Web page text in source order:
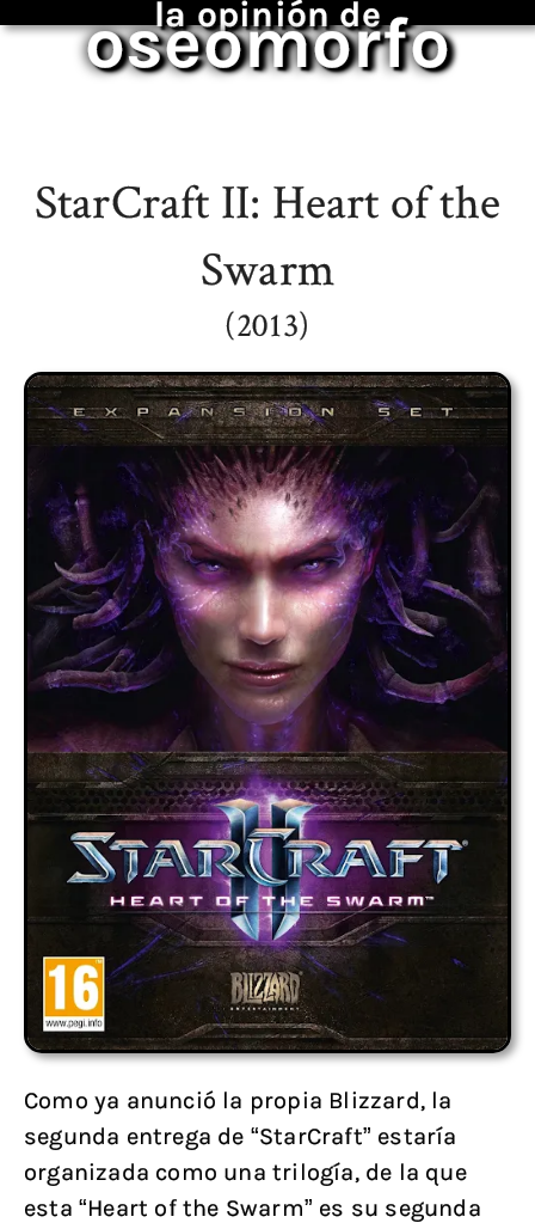
la opinión de
oseomorfo
StarCraft II: Heart of the
Swarm
(2013)
Como ya anunció la propia Blizzard, la
segunda entrega de “StarCraft” estaría
organizada como una trilogía, de la que
esta “Heart of the Swarm” es su segunda